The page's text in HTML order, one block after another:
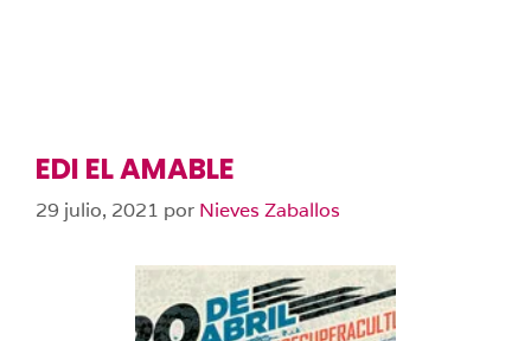
EDI EL AMABLE
29 julio, 2021 por Nieves Zaballos